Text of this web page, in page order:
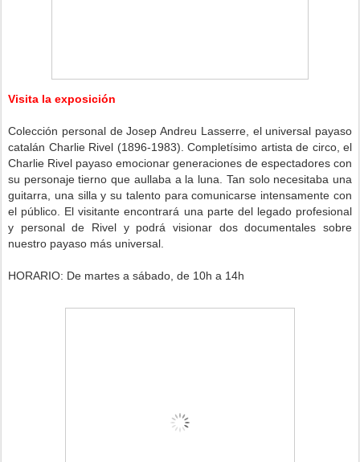
Visita la exposición
Colección personal de Josep Andreu Lasserre, el universal payaso
catalán Charlie Rivel (1896-1983). Completísimo artista de circo, el
Charlie Rivel payaso emocionar generaciones de espectadores con
su personaje tierno que aullaba a la luna. Tan solo necesitaba una
guitarra, una silla y su talento para comunicarse intensamente con
el público. El visitante encontrará una parte del legado profesional
y personal de Rivel y podrá visionar dos documentales sobre
nuestro payaso más universal.
HORARIO: De martes a sábado, de 10h a 14h